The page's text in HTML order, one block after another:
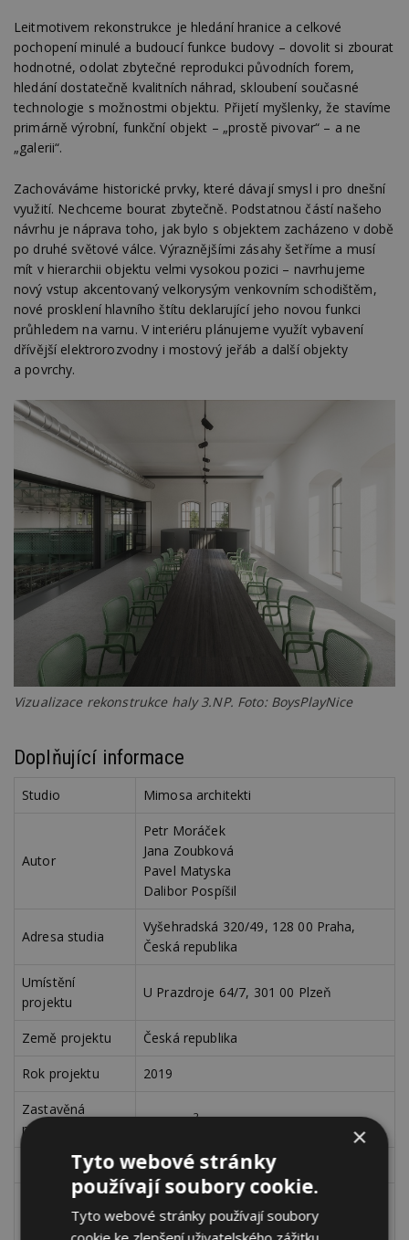
Leitmotivem rekonstrukce je hledání hranice a celkové
pochopení minulé a budoucí funkce budovy – dovolit si zbourat
hodnotné, odolat zbytečné reprodukci původních forem,
hledání dostatečně kvalitních náhrad, skloubení současné
technologie s možnostmi objektu. Přijetí myšlenky, že stavíme
primárně výrobní, funkční objekt – „prostě pivovar“ – a ne
„galerii“.
Zachováváme historické prvky, které dávají smysl i pro dnešní
využití. Nechceme bourat zbytečně. Podstatnou částí našeho
návrhu je náprava toho, jak bylo s objektem zacházeno v době
po druhé světové válce. Výraznějšími zásahy šetříme a musí
mít v hierarchii objektu velmi vysokou pozici – navrhujeme
nový vstup akcentovaný velkorysým venkovním schodištěm,
nové prosklení hlavního štítu deklarující jeho novou funkci
průhledem na varnu. V interiéru plánujeme využít vybavení
dřívější elektrorozvodny i mostový jeřáb a další objekty
a povrchy.
Vizualizace rekonstrukce haly 3.NP. Foto: BoysPlayNice
Doplňující informace
Studio Mimosa architekti
Autor
Petr Moráček
Jana Zoubková
Pavel Matyska
Dalibor Pospíšil
Adresa studia
Vyšehradská 320/49, 128 00 Praha,
Česká republika
Umístění
projektu
U Prazdroje 64/7, 301 00 Plzeň
Země projektu Česká republika
Rok projektu 2019
Zastavěná
plocha
2 990 m2
Plzeňský Prazdroj
Fotografie
BoysPlayNice, info@boyplaynice.com,
www.boysplaynice.com
×
Tyto webové stránky
používají soubory cookie.
Tyto webové stránky používají soubory